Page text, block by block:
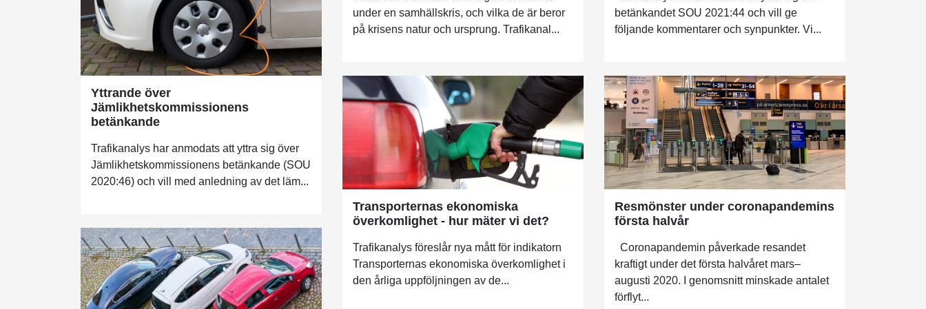
under en samhällskris, och vilka de är beror
på krisens natur och ursprung. Trafikanal...
betänkandet SOU 2021:44 och vill ge
följande kommentarer och synpunkter. Vi...
Yttrande över
Jämlikhetskommissionens
betänkande
Trafikanalys har anmodats att yttra sig över
Jämlikhetskommissionens betänkande (SOU
2020:46) och vill med anledning av det läm...
Transporternas ekonomiska
överkomlighet - hur mäter vi det?
Trafikanalys föreslår nya mått för indikatorn
Transporternas ekonomiska överkomlighet i
den årliga uppföljningen av de...
Resmönster under coronapandemins
första halvår
Coronapandemin påverkade resandet
kraftigt under det första halvåret mars–
augusti 2020. I genomsnitt minskade antalet
förflyt...